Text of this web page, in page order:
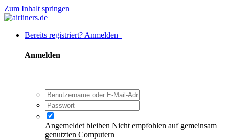
Zum Inhalt springen
Bereits registriert? Anmelden
Anmelden
Angemeldet bleiben Nicht empfohlen auf gemeinsam
genutzten Computern